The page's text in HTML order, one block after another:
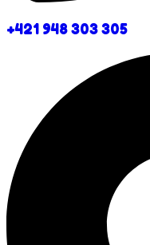
+421 948 303 305